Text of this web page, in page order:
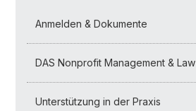
Anmelden & Dokumente
DAS Nonprofit Management & Law
Unterstützung in der Praxis